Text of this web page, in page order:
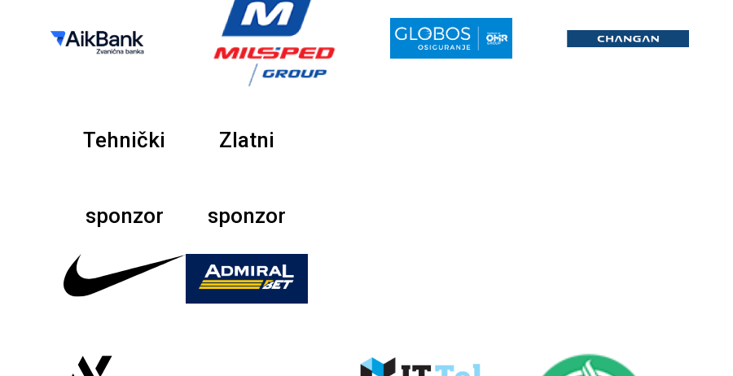
Tehnički
sponzor
Zlatni
sponzor